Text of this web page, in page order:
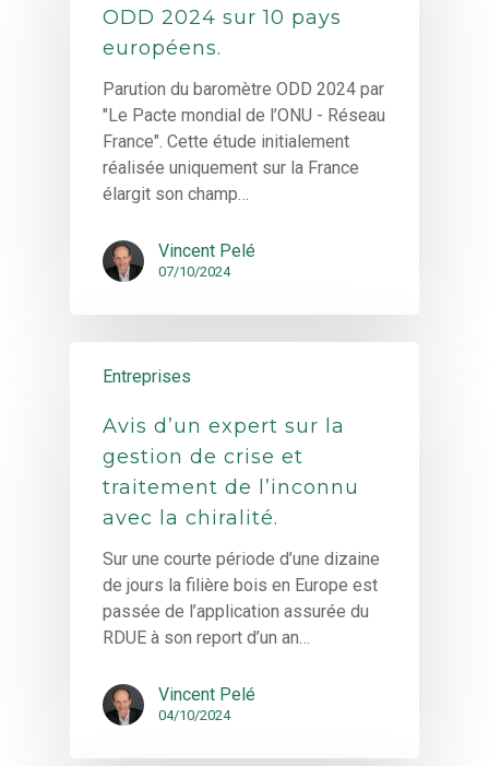
ODD 2024 sur 10 pays
européens.
Parution du baromètre ODD 2024 par
"Le Pacte mondial de l’ONU - Réseau
France". Cette étude initialement
réalisée uniquement sur la France
élargit son champ…
Vincent Pelé
07/10/2024
Entreprises
Avis d’un expert sur la
gestion de crise et
traitement de l’inconnu
avec la chiralité.
Sur une courte période d’une dizaine
de jours la filière bois en Europe est
passée de l’application assurée du
RDUE à son report d’un an…
Vincent Pelé
04/10/2024